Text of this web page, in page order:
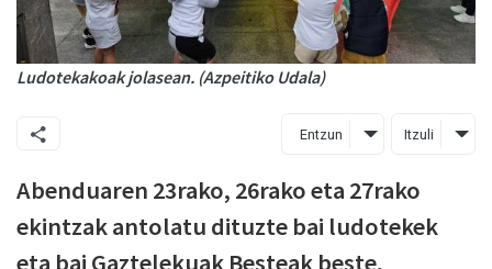
Ludotekakoak jolasean. (Azpeitiko Udala)
Entzun Itzuli
Abenduaren 23rako, 26rako eta 27rako
ekintzak antolatu dituzte bai ludotekek
eta bai Gaztelekuak Besteak beste,